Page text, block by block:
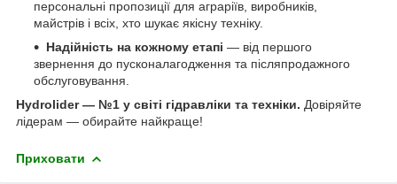
персональні пропозиції для аграріїв, виробників,
майстрів і всіх, хто шукає якісну техніку.
Надійність на кожному етапі — від першого
звернення до пусконалагодження та післяпродажного
обслуговування.
Hydrolider — №1 у світі гідравліки та техніки. Довіряйте
лідерам — обирайте найкраще!
Приховати